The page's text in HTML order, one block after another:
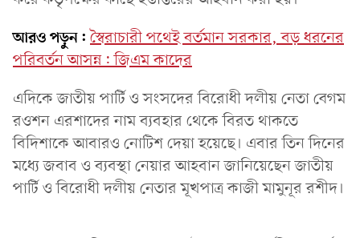
আরও পড়ুন: স্বৈরাচারী পথেই বর্তমান সরকার, বড় ধরনের
পরিবর্তন আসন্ন: জিএম কাদের
এদিকে জাতীয় পার্টি ও সংসদের বিরোধী দলীয় নেতা বেগম
রওশন এরশাদের নাম ব্যবহার থেকে বিরত থাকতে
বিদিশাকে আবারও নোটিশ দেয়া হয়েছে। এবার তিন দিনের
মধ্যে জবাব ও ব্যবস্থা নেয়ার আহবান জানিয়েছেন জাতীয়
পার্টি ও বিরোধী দলীয় নেতার মূখপাত্র কাজী মামুনূর রশীদ।